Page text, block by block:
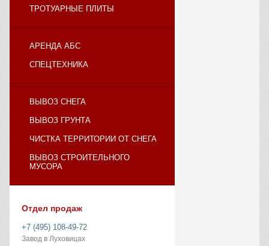
ТРОТУАРНЫЕ ПЛИТЫ
АРЕНДА АБС
СПЕЦТЕХНИКА
ВЫВОЗ СНЕГА
ВЫВОЗ ГРУНТА
ЧИСТКА ТЕРРИТОРИИ ОТ СНЕГА
ВЫВОЗ СТРОИТЕЛЬНОГО
МУСОРА
Отдел продаж
+7 (495) 108-49-72
Завод в Луховицах